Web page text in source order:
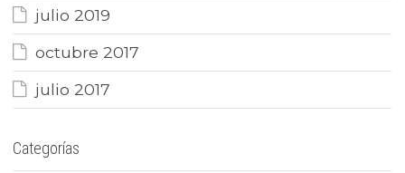
julio 2019
octubre 2017
julio 2017
Categorías